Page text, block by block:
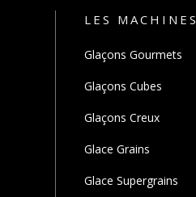
LES MACHINES
Glaçons Gourmets
Glaçons Cubes
Glaçons Creux
Glace Grains
Glace Supergrains